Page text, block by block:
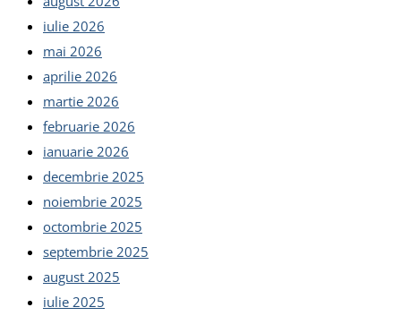
iulie 2026
mai 2026
aprilie 2026
martie 2026
februarie 2026
ianuarie 2026
decembrie 2025
noiembrie 2025
octombrie 2025
septembrie 2025
august 2025
iulie 2025